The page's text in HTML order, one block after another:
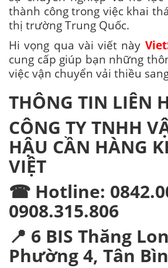
thành công trong việc khai
thị trường Trung Quốc.
Hi vọng qua vài viết này
cung cấp giúp bạn những
việc vận chuyển vải thiều
THÔNG TIN LIÊN
CÔNG TY TNHH
HẬU CẦN HÀNG
VIỆT
☎ Hotline:
0908.315.806
📍 6 BIS Thăng
Phường 4, Tân